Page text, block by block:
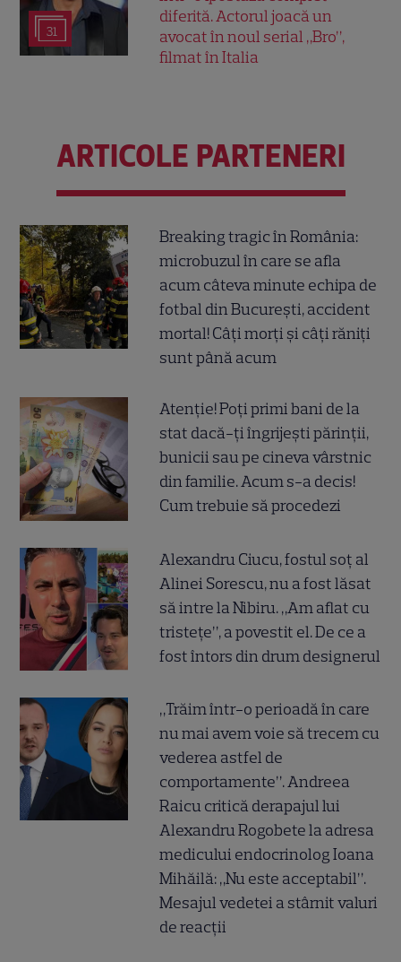
31
diferită. Actorul joacă un
avocat în noul serial „Bro”,
filmat în Italia
ARTICOLE PARTENERI
Breaking tragic în România:
microbuzul în care se afla
acum câteva minute echipa de
fotbal din București, accident
mortal! Câți morți și câți răniți
sunt până acum
Atenție! Poți primi bani de la
stat dacă-ți îngrijești părinții,
bunicii sau pe cineva vârstnic
din familie. Acum s-a decis!
Cum trebuie să procedezi
Alexandru Ciucu, fostul soț al
Alinei Sorescu, nu a fost lăsat
să intre la Nibiru. „Am aflat cu
tristețe”, a povestit el. De ce a
fost întors din drum designerul
„Trăim într-o perioadă în care
nu mai avem voie să trecem cu
vederea astfel de
comportamente”. Andreea
Raicu critică derapajul lui
Alexandru Rogobete la adresa
medicului endocrinolog Ioana
Mihăilă: „Nu este acceptabil”.
Mesajul vedetei a stârnit valuri
de reacții